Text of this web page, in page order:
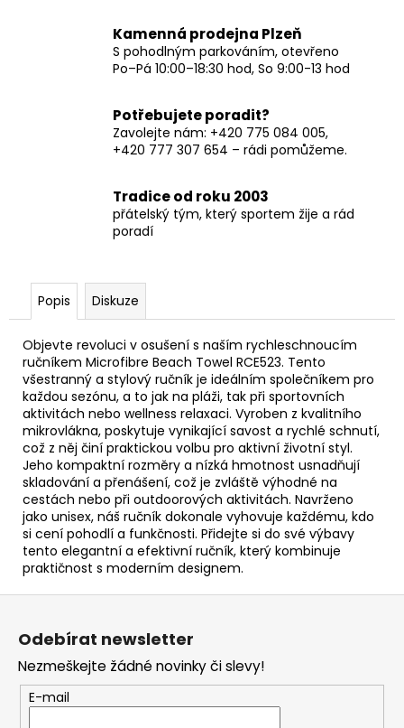
Kamenná prodejna Plzeň
S pohodlným parkováním, otevřeno
Po–Pá 10:00–18:30 hod, So 9:00-13 hod
Potřebujete poradit?
Zavolejte nám: +420 775 084 005,
+420 777 307 654 – rádi pomůžeme.
Tradice od roku 2003
přátelský tým, který sportem žije a rád
poradí
Popis Diskuze
Objevte revoluci v osušení s naším rychleschnoucím
ručníkem Microfibre Beach Towel RCE523. Tento
všestranný a stylový ručník je ideálním společníkem pro
každou sezónu, a to jak na pláži, tak při sportovních
aktivitách nebo wellness relaxaci. Vyroben z kvalitního
mikrovlákna, poskytuje vynikající savost a rychlé schnutí,
což z něj činí praktickou volbu pro aktivní životní styl.
Jeho kompaktní rozměry a nízká hmotnost usnadňují
skladování a přenášení, což je zvláště výhodné na
cestách nebo při outdoorových aktivitách. Navrženo
jako unisex, náš ručník dokonale vyhovuje každému, kdo
si cení pohodlí a funkčnosti. Přidejte si do své výbavy
tento elegantní a efektivní ručník, který kombinuje
praktičnost s moderním designem.
Z
Odebírat newsletter
Nezmeškejte žádné novinky či slevy!
E-mail